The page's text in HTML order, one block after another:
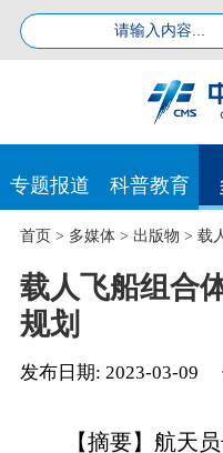
专题报道 科普教育
首页> 多媒体> 出版物 > 载
载人飞船组合
规划
发布日期: 2023-03-09
【摘要】航天